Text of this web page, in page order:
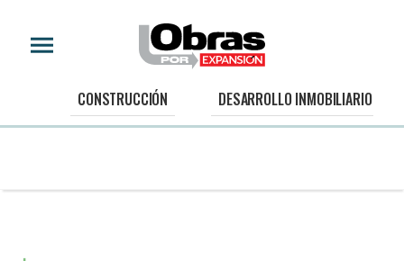
CONSTRUCCIÓN DESARROLLO INMOBILIARIO